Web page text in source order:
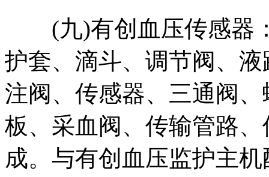
(九)有创血压传感器
护套、滴斗、调节阀、
注阀、传感器、三通阀
板、采血阀、传输管路
成。与有创血压监护主